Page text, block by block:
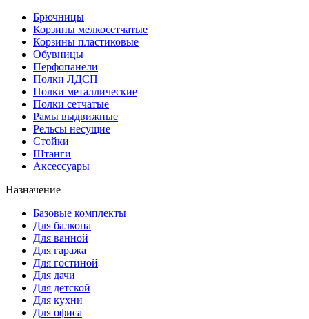
Брючницы
Корзины мелкосетчатые
Корзины пластиковые
Обувницы
Перфопанели
Полки ЛДСП
Полки металлические
Полки сетчатые
Рамы выдвижные
Рельсы несущие
Стойки
Штанги
Аксессуары
Назначение
Базовые комплекты
Для балкона
Для ванной
Для гаража
Для гостиной
Для дачи
Для детской
Для кухни
Для офиса